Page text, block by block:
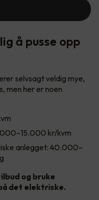
å pusse opp
selvsagt veldig mye,
men her er noen
kr/kvm
anlegget: 40.000–
og bruke
det elektriske.